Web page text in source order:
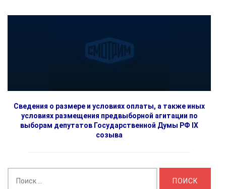
Сведения о размере и условиях оплаты, а также иных
условиях размещения предвыборной агитации по
выборам депутатов Государственной Думы РФ IX
созыва